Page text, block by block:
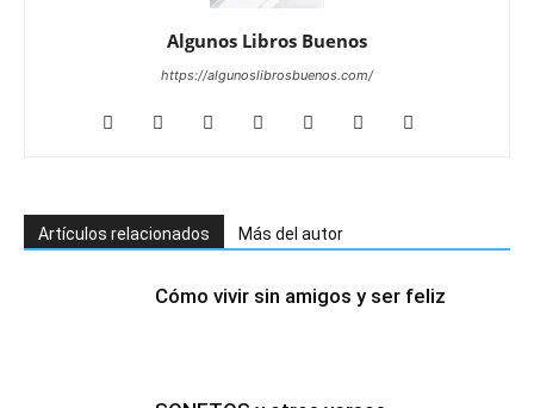
Algunos Libros Buenos
https://algunoslibrosbuenos.com/
Artículos relacionados Más del autor
Cómo vivir sin amigos y ser feliz